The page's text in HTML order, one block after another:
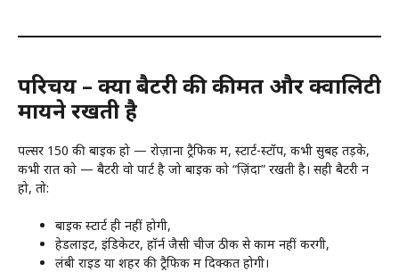
परिचय – क्यों बैटरी की कीमत और क्वालिटी
मायने रखती है
पल्सर 150 की बाइक हो — रोज़ाना ट्रैफिक में, स्टार्ट-स्टॉप, कभी सुबह तड़के,
कभी रात को — बैटरी वो पार्ट है जो बाइक को “ज़िंदा” रखती है। सही बैटरी न
हो, तो:
बाइक स्टार्ट ही नहीं होगी,
हेडलाइट, इंडिकेटर, हॉर्न जैसी चीजें ठीक से काम नहीं करेंगी,
लंबी राइड या शहर की ट्रैफिक में दिक्कत होगी।